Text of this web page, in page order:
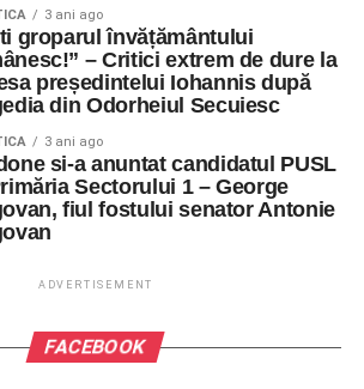
3 ani ago
groparul învățământului
– Critici extrem de dure la
președintelui Iohannis după
din Odorheiul Secuiesc
3 ani ago
si-a anuntat candidatul PUSL
Sectorului 1 – George
fiul fostului senator Antonie
ADVERTISEMENT
FACEBOOK